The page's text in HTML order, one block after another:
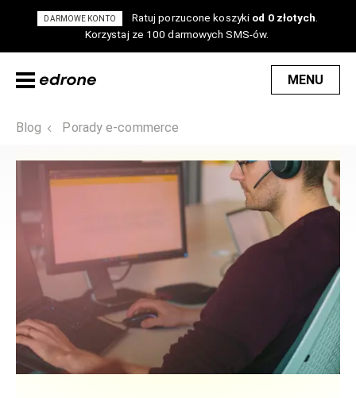
DARMOWE KONTO Ratuj porzucone koszyki od 0 złotych
Korzystaj ze 100 darmowych SMS-ów.
MENU
Blog Porady e-commerce